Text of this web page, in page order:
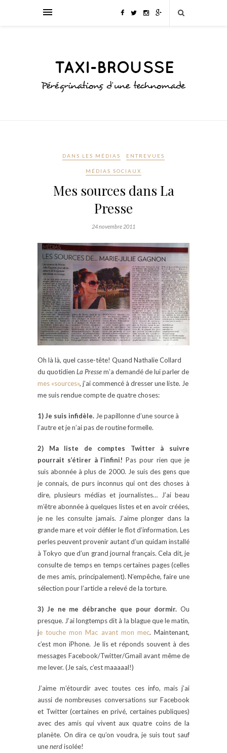
DANS LES MÉDIAS ENTREVUES
MÉDIAS SOCIAUX
Mes sources dans La
Presse
24 novembre 2011
Oh là là, quel casse-tête! Quand Nathalie Collard
du quotidien La Pressem’a demandé de lui parler de
mes «sources», j’ai commencé à dresser une liste. Je
me suis rendue compte de quatre choses:
1) Je suis infidèle. Je papillonne d’une source à
l’autre et je n’ai pas de routine formelle.
2) Ma liste de comptes Twitter à suivre
pourrait s’étirer à l’infini! Pas pour rien que je
suis abonnée à plus de 2000. Je suis des gens que
je connais, de purs inconnus qui ont des choses à
dire, plusieurs médias et journalistes… J’ai beau
m’être abonnée à quelques listes et en avoir créées,
je ne les consulte jamais. J’aime plonger dans la
grande mare et voir défiler le flot d’information. Les
perles peuvent provenir autant d’un quidam installé
à Tokyo que d’un grand journal français. Cela dit, je
consulte de temps en temps certaines pages (celles
de mes amis, principalement). N’empêche, faire une
sélection pour l’article a relevé de la torture.
3) Je ne me débranche que pour dormir. Ou
presque. J’ai longtemps dit à la blague que le matin,
je touche mon Mac avant mon mec. Maintenant,
c’est mon iPhone. Je lis et réponds souvent à des
messages Facebook/Twitter/Gmail avant même de
me lever. (Je sais, c’est maaaaal!)
J’aime m’étourdir avec toutes ces info, mais j’ai
aussi de nombreuses conversations sur Facebook
et Twitter (certaines en privé, certaines publiques)
avec des amis qui vivent aux quatre coins de la
planète. On dira ce qu’on voudra, je suis tout sauf
unenerdisolée!